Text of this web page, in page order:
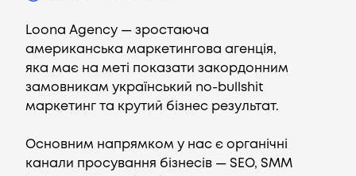
Loona Agency — зростаюча
американська маркетингова агенція,
яка має на меті показати закордонним
замовникам український no-bullshit
маркетинг та крутий бізнес результат.
Основним напрямком у нас є органічні
канали просування бізнесів — SEO, SMM